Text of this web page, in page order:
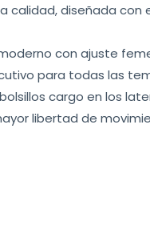
calidad, diseñada
con ajuste
para todas las
cargo en los
libertad de